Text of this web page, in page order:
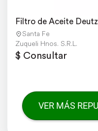
Filtro de Aceite Deutz
Santa Fe
Zuqueli Hnos. S.R.L.
$ Consultar